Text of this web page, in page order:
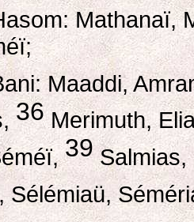
Mathanaï,
Maaddi,
36Merimuth,
39
Sélémiaü,